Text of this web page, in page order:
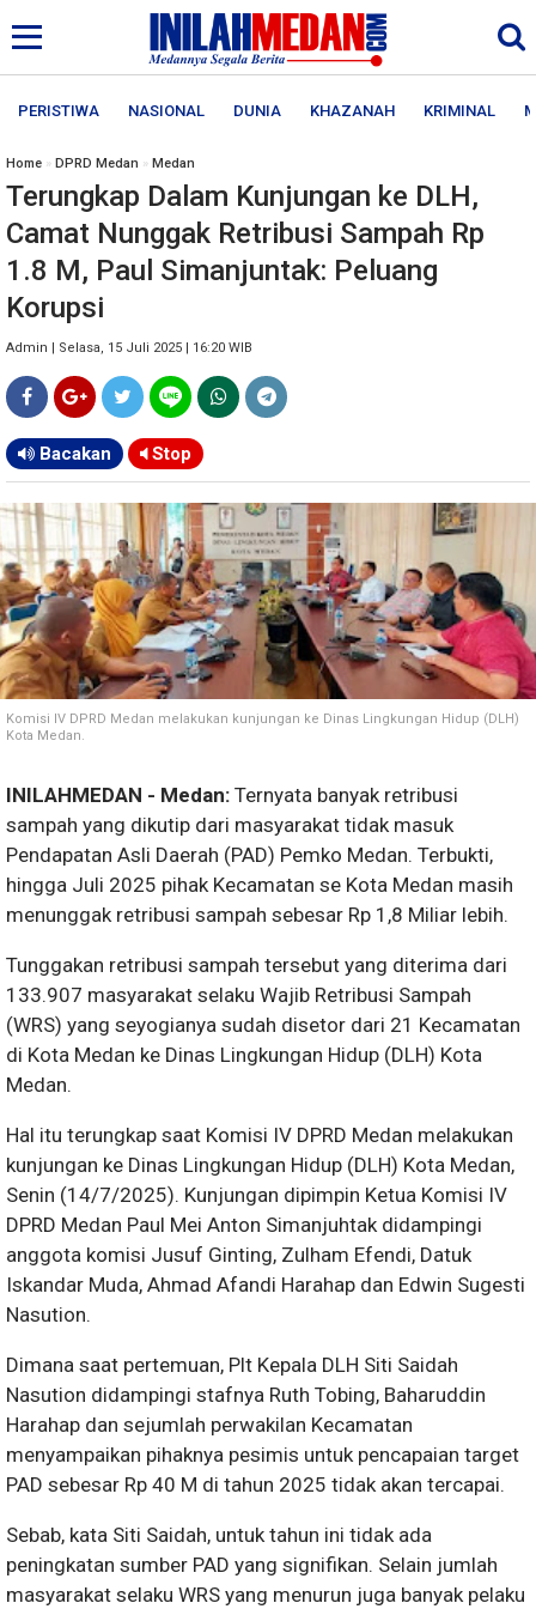
PERISTIWA NASIONAL DUNIA KHAZANAH KRIMINAL
Home » DPRD Medan » Medan
Terungkap Dalam Kunjungan ke DLH,
Camat Nunggak Retribusi Sampah Rp
1.8 M, Paul Simanjuntak: Peluang
Korupsi
Admin | Selasa, 15 Juli 2025 | 16:20 WIB
Bacakan Stop
Komisi IV DPRD Medan melakukan kunjungan ke Dinas Lingkungan Hidup (DLH)
Kota Medan.
INILAHMEDAN - Medan: Ternyata banyak retribusi
sampah yang dikutip dari masyarakat tidak masuk
Pendapatan Asli Daerah (PAD) Pemko Medan. Terbukti,
hingga Juli 2025 pihak Kecamatan se Kota Medan masih
menunggak retribusi sampah sebesar Rp 1,8 Miliar lebih.
Tunggakan retribusi sampah tersebut yang diterima dari
133.907 masyarakat selaku Wajib Retribusi Sampah
(WRS) yang seyogianya sudah disetor dari 21 Kecamatan
di Kota Medan ke Dinas Lingkungan Hidup (DLH) Kota
Medan.
Hal itu terungkap saat Komisi IV DPRD Medan melakukan
kunjungan ke Dinas Lingkungan Hidup (DLH) Kota Medan,
Senin (14/7/2025). Kunjungan dipimpin Ketua Komisi IV
DPRD Medan Paul Mei Anton Simanjuhtak didampingi
anggota komisi Jusuf Ginting, Zulham Efendi, Datuk
Iskandar Muda, Ahmad Afandi Harahap dan Edwin Sugesti
Nasution.
Dimana saat pertemuan, Plt Kepala DLH Siti Saidah
Nasution didampingi stafnya Ruth Tobing, Baharuddin
Harahap dan sejumlah perwakilan Kecamatan
menyampaikan pihaknya pesimis untuk pencapaian target
PAD sebesar Rp 40 M di tahun 2025 tidak akan tercapai.
Sebab, kata Siti Saidah, untuk tahun ini tidak ada
peningkatan sumber PAD yang signifikan. Selain jumlah
masyarakat selaku WRS yang menurun juga banyak pelaku